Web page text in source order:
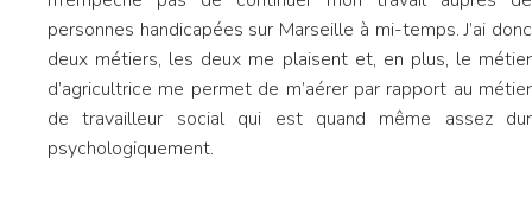
personnes handicapées sur Marseille à mi-temps. J’ai donc
deux métiers, les deux me plaisent et, en plus, le métier
d’agricultrice me permet de m’aérer par rapport au métier
de travailleur social qui est quand même assez dur
psychologiquement.